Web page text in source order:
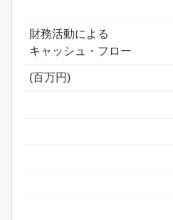
財務活動による
キャッシュ・フロー
(百万円)